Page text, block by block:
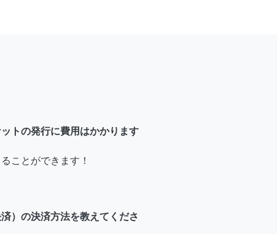
トの発行に費用はかかります
ことができます！
）の決済方法を教えてくださ